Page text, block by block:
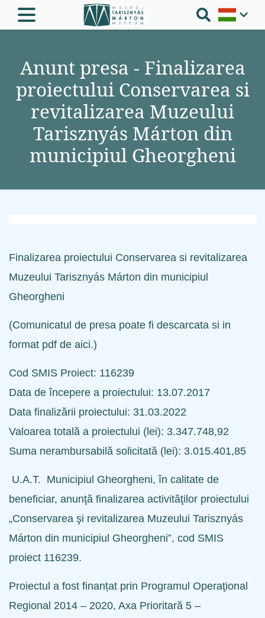
Anunt presa - Finalizarea
proiectului Conservarea si
revitalizarea Muzeului
Tarisznyás Márton din
municipiul Gheorgheni
Finalizarea proiectului Conservarea si revitalizarea
Muzeului Tarisznyás Márton din municipiul
Gheorgheni
(Comunicatul de presa poate fi descarcata si in
format pdf de aici.)
Cod SMIS Proiect: 116239
Data de începere a proiectului: 13.07.2017
Data finalizării proiectului: 31.03.2022
Valoarea totală a proiectului (lei): 3.347.748,92
Suma nerambursabilă solicitată (lei): 3.015.401,85
U.A.T. Municipiul Gheorgheni, în calitate de
beneficiar, anunţă finalizarea activităţilor proiectului
„Conservarea şi revitalizarea Muzeului Tarisznyás
Márton din municipiul Gheorgheni”, cod SMIS
proiect 116239.
Proiectul a fost finanțat prin Programul Operaţional
Regional 2014 – 2020, Axa Prioritară 5 –